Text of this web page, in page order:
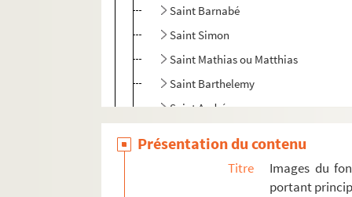
Saint Barnabé
Saint Simon
Saint Mathias ou Matthias
Saint Barthelemy
Saint André
Présentation du contenu
Titre
Images du
portant